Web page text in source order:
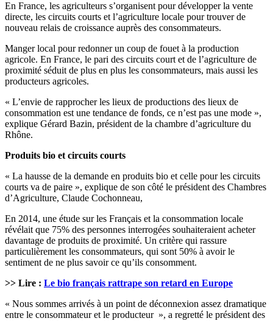
En France, les agriculteurs s’organisent pour développer la vente
directe, les circuits courts et l’agriculture locale pour trouver de
nouveau relais de croissance auprès des consommateurs.
Manger local pour redonner un coup de fouet à la production
agricole. En France, le pari des circuits court et de l’agriculture de
proximité séduit de plus en plus les consommateurs, mais aussi les
producteurs agricoles.
« L’envie de rapprocher les lieux de productions des lieux de
consommation est une tendance de fonds, ce n’est pas une mode »,
explique Gérard Bazin, président de la chambre d’agriculture du
Rhône.
Produits bio et circuits courts
« La hausse de la demande en produits bio et celle pour les circuits
courts va de paire », explique de son côté le président des Chambres
d’Agriculture, Claude Cochonneau,
En 2014, une étude sur les Français et la consommation locale
révélait que 75% des personnes interrogées souhaiteraient acheter
davantage de produits de proximité. Un critère qui rassure
particulièrement les consommateurs, qui sont 50% à avoir le
sentiment de ne plus savoir ce qu’ils consomment.
>> Lire : Le bio français rattrape son retard en Europe
« Nous sommes arrivés à un point de déconnexion assez dramatique
entre le consommateur et le producteur », a regretté le président des